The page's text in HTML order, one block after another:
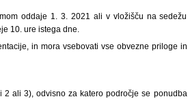
oddaje 1. 3. 2021 ali v vložišču na sedežu
10. ure istega dne.
in mora vsebovati vse obvezne priloge in
ali 3), odvisno za katero področje se ponudba